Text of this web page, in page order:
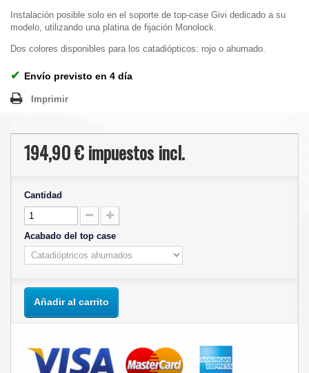
Instalación posible solo en el soporte de top-case Givi dedicado a su
modelo, utilizando una platina de fijación Monolock.
Dos colores disponibles para los catadiópticos: rojo o ahumado.
✔ Envío previsto en 4 día
Imprimir
194,90 €impuestos incl.
Cantidad
Acabado del top case
Añadir al carrito